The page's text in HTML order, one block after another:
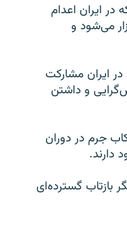
ایران اعدام
می‌شود و
ایران مشارکت
و داشتن
۱۳۰ نفری که به اتهام ارتکاب جرم در دوران
دارند.
جنسی با یکدیگر بازتاب گسترده‌ای